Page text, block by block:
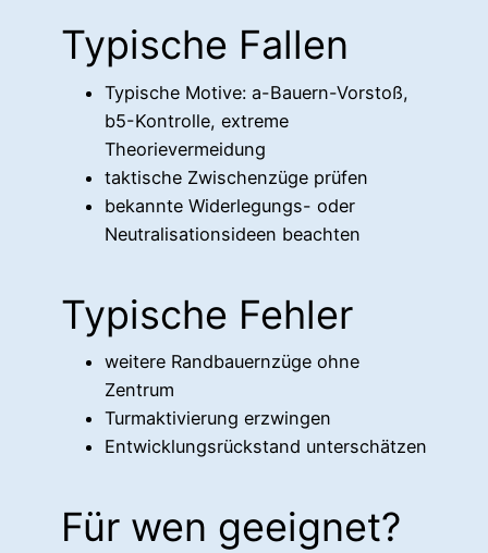
Typische Fallen
Typische Motive: a-Bauern-Vorstoß,
b5-Kontrolle, extreme
Theorievermeidung
taktische Zwischenzüge prüfen
bekannte Widerlegungs- oder
Neutralisationsideen beachten
Typische Fehler
weitere Randbauernzüge ohne
Zentrum
Turmaktivierung erzwingen
Entwicklungsrückstand unterschätzen
Für wen geeignet?